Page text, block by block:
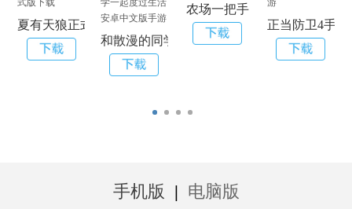
夏有天狼正式版下载
和散漫的同学一起度过生活安卓中文版手游
农场一把手
正当防卫4手游
手机版 | 电脑版